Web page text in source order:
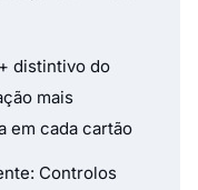
distintivo do
mais
em cada cartão
Controlos